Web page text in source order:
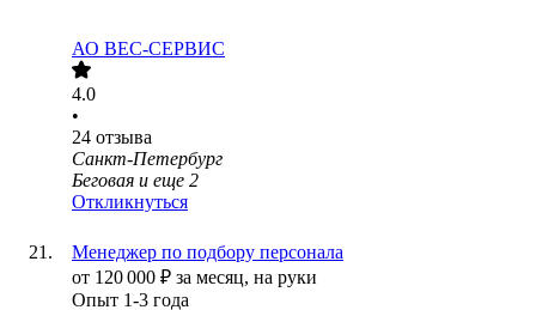
АО ВЕС-СЕРВИС
4.0
•
24 отзыва
Санкт-Петербург
Беговая и еще 2
Откликнуться
Менеджер по подбору персонала
от 120 000 ₽ за месяц, на руки
Опыт 1-3 года